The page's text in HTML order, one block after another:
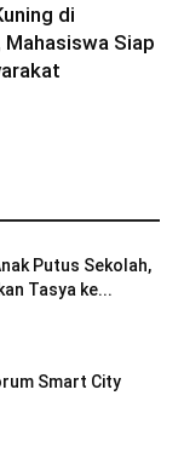
di
Siap
Putus Sekolah,
Tasya ke...
Smart City